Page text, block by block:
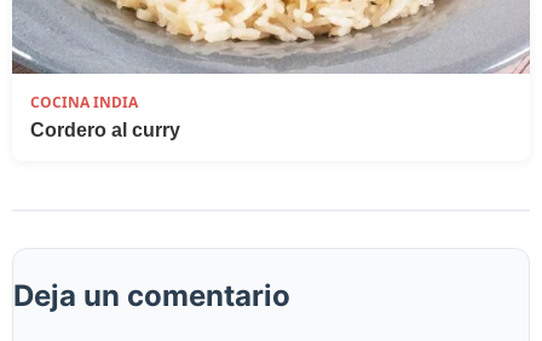
COCINA INDIA
Cordero al curry
Deja un comentario